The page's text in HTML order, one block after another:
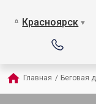
Красноярск ▼
Главная / Беговая